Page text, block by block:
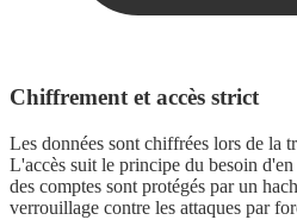
Chiffrement et accès strict
Les données sont chiffrées lors de la
L'accès suit le principe du besoin
des comptes sont protégés par un
verrouillage contre les attaques par